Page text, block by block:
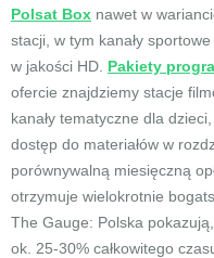
Polsat Box nawet w
stacji, w tym kanały
w jakości HD. Pakiety
ofercie znajdziemy stacje
kanały tematyczne dla
dostęp do materiałów w
porównywalną miesięczną
otrzymuje wielokrotnie
The Gauge: Polska
ok. 25-30% całkowitego